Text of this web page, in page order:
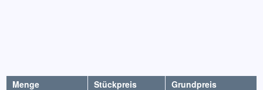
Menge Stückpreis
Grundpreis